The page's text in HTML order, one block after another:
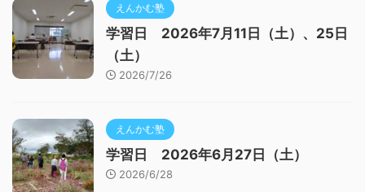
えんかむ塾
学習日 2026年7月11日（土）、25日
（土）
2026/7/26
えんかむ塾
学習日 2026年6月27日（土）
2026/6/28